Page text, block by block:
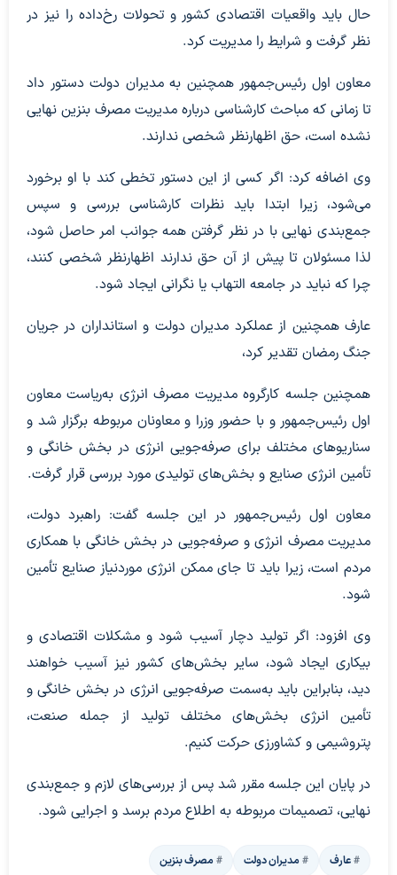
حال باید واقعیات اقتصادی کشور و تحولات رخ‌داده را نیز در
نظر گرفت و شرایط را مدیریت کرد.
معاون اول رئیس‌جمهور همچنین به مدیران دولت دستور داد
تا زمانی که مباحث کارشناسی درباره مدیریت مصرف بنزین نهایی
نشده است، حق اظهارنظر شخصی ندارند.
وی اضافه کرد: اگر کسی از این دستور تخطی کند با او برخورد
می‌شود، زیرا ابتدا باید نظرات کارشناسی بررسی و سپس
جمع‌بندی نهایی با در نظر گرفتن همه جوانب امر حاصل شود،
لذا مسئولان تا پیش از آن حق ندارند اظهارنظر شخصی کنند،
چرا که نباید در جامعه التهاب یا نگرانی ایجاد شود.
عارف همچنین از عملکرد مدیران دولت و استانداران در جریان
جنگ رمضان تقدیر کرد،
همچنین جلسه کارگروه مدیریت مصرف انرژی به‌ریاست معاون
اول رئیس‌جمهور و با حضور وزرا و معاونان مربوطه برگزار شد و
سناریوهای مختلف برای صرفه‌جویی انرژی در بخش خانگی و
تأمین انرژی صنایع و بخش‌های تولیدی مورد بررسی قرار گرفت.
معاون اول رئیس‌جمهور در این جلسه گفت: راهبرد دولت،
مدیریت مصرف انرژی و صرفه‌جویی در بخش خانگی با همکاری
مردم است، زیرا باید تا جای ممکن انرژی موردنیاز صنایع تأمین
شود.
وی افزود: اگر تولید دچار آسیب شود و مشکلات اقتصادی و
بیکاری ایجاد شود، سایر بخش‌های کشور نیز آسیب خواهند
دید، بنابراین باید به‌سمت صرفه‌جویی انرژی در بخش خانگی و
تأمین انرژی بخش‌های مختلف تولید از جمله صنعت،
پتروشیمی و کشاورزی حرکت کنیم.
در پایان این جلسه مقرر شد پس از بررسی‌های لازم و جمع‌بندی
نهایی، تصمیمات مربوطه به اطلاع مردم برسد و اجرایی شود.
عارف مدیران دولت مصرف بنزین